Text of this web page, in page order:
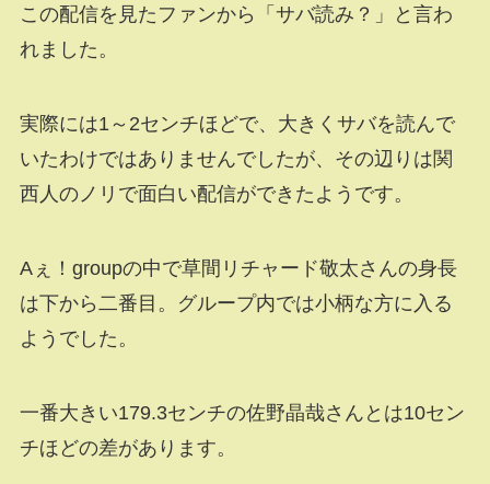
この配信を見たファンから「サバ読み？」と言わ
れました。
実際には1～2センチほどで、大きくサバを読んで
いたわけではありませんでしたが、その辺りは関
西人のノリで面白い配信ができたようです。
Aぇ！groupの中で草間リチャード敬太さんの身長
は下から二番目。グループ内では小柄な方に入る
ようでした。
一番大きい179.3センチの佐野晶哉さんとは10セン
チほどの差があります。